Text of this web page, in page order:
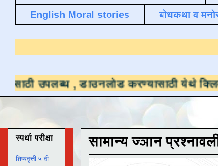
English Moral stories
बोधकथा व
डाउनलोड करण्यासाठी येथे क्लिक करा.
सामान्य ज्ञान
स्पर्धा परीक्षा
शिष्यवृत्ती ५ वी